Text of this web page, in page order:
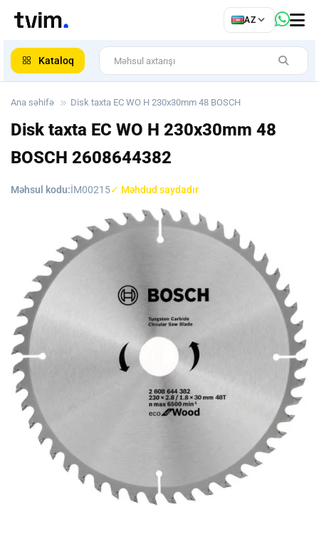
AZ
Kataloq
Ana səhifə Disk taxta EC WO H 230x30mm 48 BOSCH
Disk taxta EC WO H 230x30mm 48
BOSCH 2608644382
Məhsul kodu:İM00215✓ Məhdud saydadır